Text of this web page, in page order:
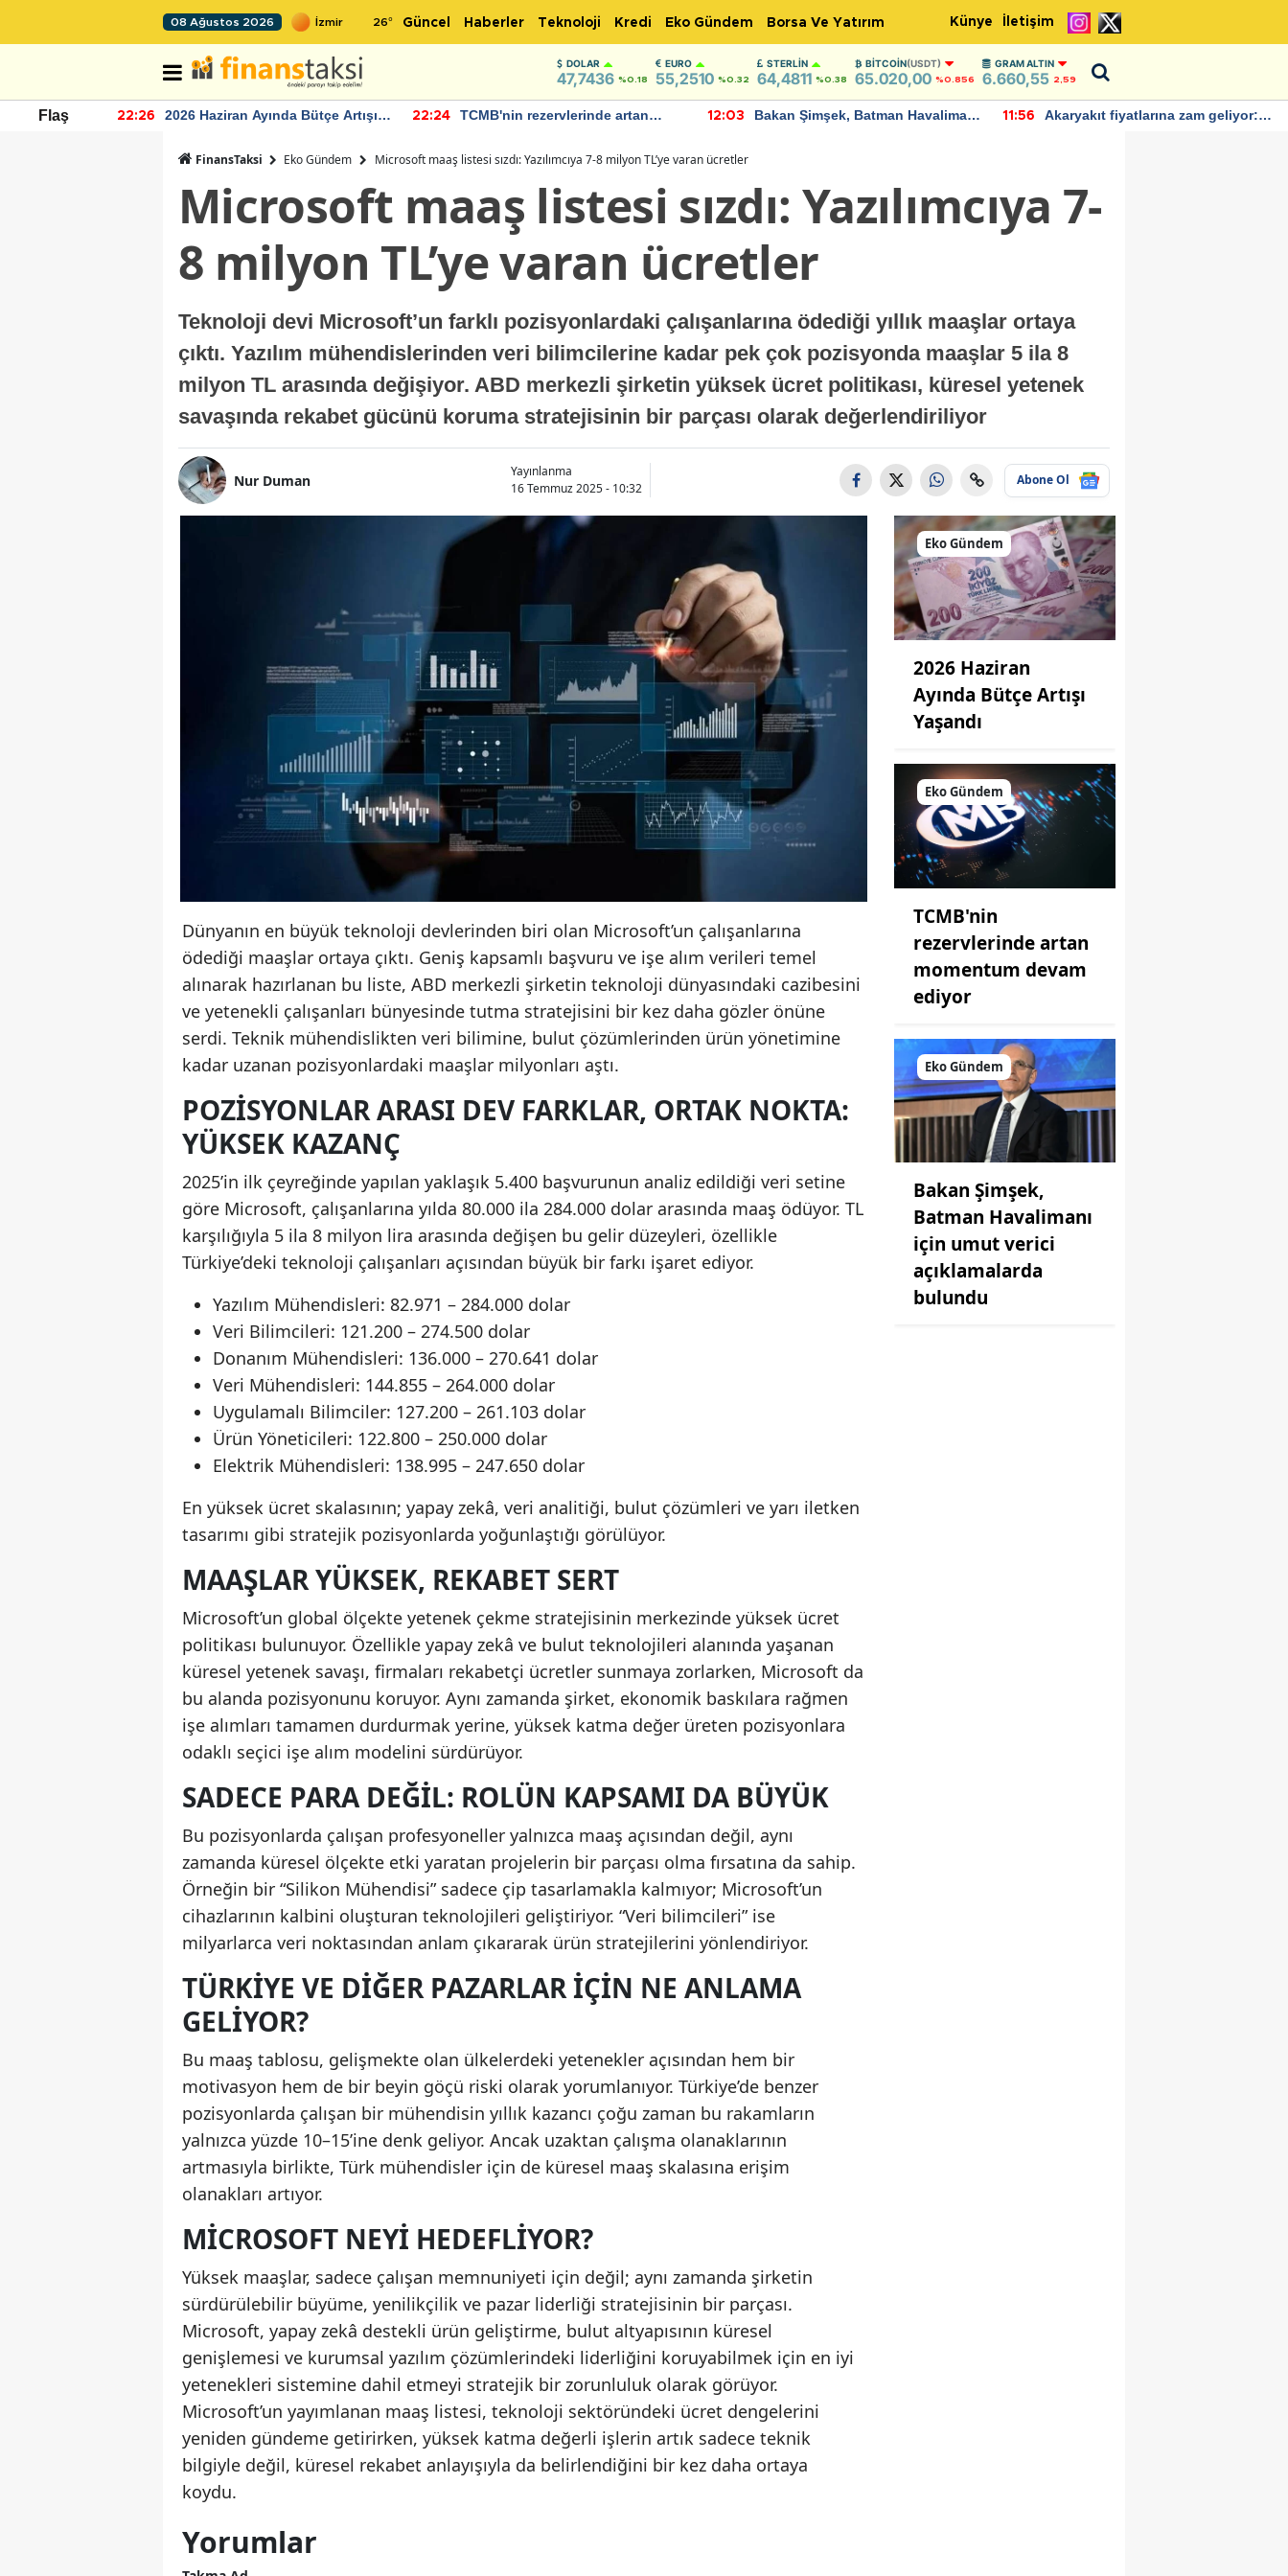
08 Ağustos 2026 26° Güncel Haberler Teknoloji Kredi Eko Gündem Borsa Ve Yatırım Künye İletişim
DOLAR
47,7436 %0.18
EURO
55,2510 %0.32
STERLIN
64,4811 %0.38
BITCOIN(USDT)
65.020,00 %0.856
GRAM ALTIN
6.660,55 2,59
Flaş 22:26
2026 Haziran Ayında Bütçe Artışı
22:24
TCMB'nin rezervlerinde artan
12:03
Bakan Şimşek, Batman Havalimanı
11:56
Akaryakıt fiyatlarına zam geliyor:
FinansTaksi Eko Gündem Microsoft maaş listesi sızdı: Yazılımcıya 7-8 milyon TL’ye varan ücretler
Microsoft maaş listesi sızdı: Yazılımcıya 7-
8 milyon TL’ye varan ücretler
Teknoloji devi Microsoft’un farklı pozisyonlardaki çalışanlarına ödediği yıllık maaşlar ortaya
çıktı. Yazılım mühendislerinden veri bilimcilerine kadar pek çok pozisyonda maaşlar 5 ila 8
milyon TL arasında değişiyor. ABD merkezli şirketin yüksek ücret politikası, küresel yetenek
savaşında rekabet gücünü koruma stratejisinin bir parçası olarak değerlendiriliyor
Nur Duman
Yayınlanma
16 Temmuz 2025 - 10:32
Abone Ol
Dünyanın en büyük teknoloji devlerinden biri olan Microsoft’un çalışanlarına
ödediği maaşlar ortaya çıktı. Geniş kapsamlı başvuru ve işe alım verileri temel
alınarak hazırlanan bu liste, ABD merkezli şirketin teknoloji dünyasındaki cazibesini
ve yetenekli çalışanları bünyesinde tutma stratejisini bir kez daha gözler önüne
serdi. Teknik mühendislikten veri bilimine, bulut çözümlerinden ürün yönetimine
kadar uzanan pozisyonlardaki maaşlar milyonları aştı.
POZISYONLAR ARASI DEV FARKLAR, ORTAK NOKTA:
YÜKSEK KAZANÇ
2025’in ilk çeyreğinde yapılan yaklaşık 5.400 başvurunun analiz edildiği veri setine
göre Microsoft, çalışanlarına yılda 80.000 ila 284.000 dolar arasında maaş ödüyor. TL
karşılığıyla 5 ila 8 milyon lira arasında değişen bu gelir düzeyleri, özellikle
Türkiye’deki teknoloji çalışanları açısından büyük bir farkı işaret ediyor.
Yazılım Mühendisleri: 82.971 – 284.000 dolar
Veri Bilimcileri: 121.200 – 274.500 dolar
Donanım Mühendisleri: 136.000 – 270.641 dolar
Veri Mühendisleri: 144.855 – 264.000 dolar
Uygulamalı Bilimciler: 127.200 – 261.103 dolar
Ürün Yöneticileri: 122.800 – 250.000 dolar
Elektrik Mühendisleri: 138.995 – 247.650 dolar
En yüksek ücret skalasının; yapay zekâ, veri analitiği, bulut çözümleri ve yarı iletken
tasarımı gibi stratejik pozisyonlarda yoğunlaştığı görülüyor.
MAAŞLAR YÜKSEK, REKABET SERT
Microsoft’un global ölçekte yetenek çekme stratejisinin merkezinde yüksek ücret
politikası bulunuyor. Özellikle yapay zekâ ve bulut teknolojileri alanında yaşanan
küresel yetenek savaşı, firmaları rekabetçi ücretler sunmaya zorlarken, Microsoft da
bu alanda pozisyonunu koruyor. Aynı zamanda şirket, ekonomik baskılara rağmen
işe alımları tamamen durdurmak yerine, yüksek katma değer üreten pozisyonlara
odaklı seçici işe alım modelini sürdürüyor.
SADECE PARA DEĞIL: ROLÜN KAPSAMI DA BÜYÜK
Bu pozisyonlarda çalışan profesyoneller yalnızca maaş açısından değil, aynı
zamanda küresel ölçekte etki yaratan projelerin bir parçası olma fırsatına da sahip.
Örneğin bir “Silikon Mühendisi” sadece çip tasarlamakla kalmıyor; Microsoft’un
cihazlarının kalbini oluşturan teknolojileri geliştiriyor. “Veri bilimcileri” ise
milyarlarca veri noktasından anlam çıkararak ürün stratejilerini yönlendiriyor.
TÜRKIYE VE DIĞER PAZARLAR İÇIN NE ANLAMA
GELIYOR?
Bu maaş tablosu, gelişmekte olan ülkelerdeki yetenekler açısından hem bir
motivasyon hem de bir beyin göçü riski olarak yorumlanıyor. Türkiye’de benzer
pozisyonlarda çalışan bir mühendisin yıllık kazancı çoğu zaman bu rakamların
yalnızca yüzde 10–15’ine denk geliyor. Ancak uzaktan çalışma olanaklarının
artmasıyla birlikte, Türk mühendisler için de küresel maaş skalasına erişim
olanakları artıyor.
MICROSOFT NEYI HEDEFLIYOR?
Yüksek maaşlar, sadece çalışan memnuniyeti için değil; aynı zamanda şirketin
sürdürülebilir büyüme, yenilikçilik ve pazar liderliği stratejisinin bir parçası.
Microsoft, yapay zekâ destekli ürün geliştirme, bulut altyapısının küresel
genişlemesi ve kurumsal yazılım çözümlerindeki liderliğini koruyabilmek için en iyi
yetenekleri sistemine dahil etmeyi stratejik bir zorunluluk olarak görüyor.
Microsoft’un yayımlanan maaş listesi, teknoloji sektöründeki ücret dengelerini
yeniden gündeme getirirken, yüksek katma değerli işlerin artık sadece teknik
bilgiyle değil, küresel rekabet anlayışıyla da belirlendiğini bir kez daha ortaya
koydu.
Yorumlar
Eko Gündem
2026 Haziran
Ayında Bütçe Artışı
Yaşandı
Eko Gündem
TCMB'nin
rezervlerinde artan
momentum devam
ediyor
Eko Gündem
Bakan Şimşek,
Batman Havalimanı
için umut verici
açıklamalarda
bulundu